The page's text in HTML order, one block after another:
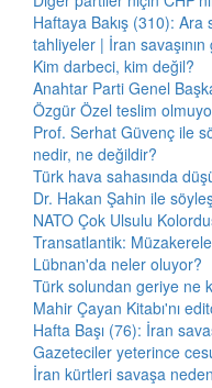
Haftaya Bakış (310): Ara
tahliyeler | İran savaşının
Kim darbeci, kim değil?
Anahtar Parti Genel
Özgür Özel teslim
Prof. Serhat Güvenç ile
nedir, ne değildir?
Türk hava sahasında
Dr. Hakan Şahin ile
NATO Çok Ulsulu
Transatlantik:
Lübnan'da neler oluyor?
Türk solundan geriye ne
Mahir Çayan Kitabı'nı
Hafta Başı (76): İran
Gazeteciler yeterince
İran kürtleri savaşa